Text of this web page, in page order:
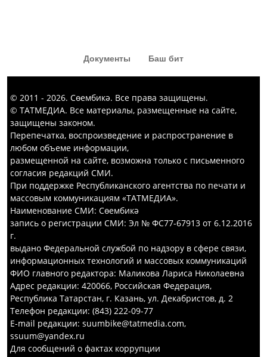
Документы Баш бит
© 2011 - 2026. Сөембикә. Все права защищены.
© ТАТМЕДИА. Все материалы, размещенные на сайте,
защищены законом.
Перепечатка, воспроизведение и распространение в
любом объеме информации,
размещенной на сайте, возможна только с письменного
согласия редакций СМИ.
При поддержке Республиканского агентства по печати и
массовым коммуникациям «ТАТМЕДИА».
Наименование СМИ: Сөембикә
запись о регистрации СМИ: Эл № ФС77-67913 от 6.12.2016
г.
выдано Федеральной службой по надзору в сфере связи,
информационных технологий и массовых коммуникаций
ФИО главного редактора: Маликова Лариса Николаевна
Адрес редакции: 420066, Российская Федерация,
Республика Татарстан, г. Казань, ул. Декабристов, д. 2
Телефон редакции: (843) 222-09-77
E-mail редакции: suumbike@tatmedia.com,
ssuum@yandex.ru
Для сообщений о фактах коррупции